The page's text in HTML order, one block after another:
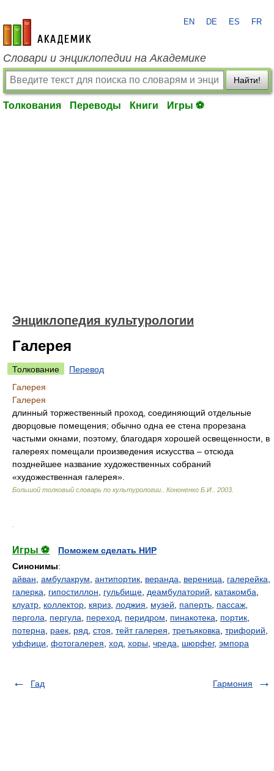
academic.ru
EN DE ES FR
Словари и энциклопедии на Академике
Найти!
Толкования Переводы Книги Игры ⚽
Энциклопедия культурологии
Галерея
Толкование
Перевод
Галерея
Галерея
длинный торжественный проход, соединяющий отдельные
дворцовые помещения; обычно одна ее стена прорезана
частыми окнами, поэтому, благодаря хорошей освещенности, в
галереях помещали произведения искусства – отсюда
позднейшее название художественных собраний
«художественная галерея».
Большой толковый словарь по культурологии. Кононенко Б.И. 2003
Игры ⚽
Поможем сделать НИР
Синонимы:
айван амбулакрум антипортик веранда вереница галерейка
галерка
гипостиллон гульбище деамбулаторий катакомба
клуатр коллектор кяриз лоджия музей паперть пассаж
пергола
пергула переход перидром пинакотека портик
потерна
раек ряд стоя тейт галерея третьяковка трифорий
уффици фотогалерея ход хоры чреда шюрфег, эмпора
Гад Гармония